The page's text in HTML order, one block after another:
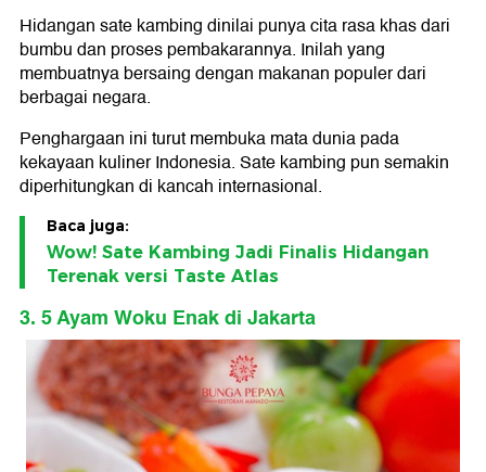
Hidangan sate kambing dinilai punya cita rasa khas dari
bumbu dan proses pembakarannya. Inilah yang
membuatnya bersaing dengan makanan populer dari
berbagai negara.
Penghargaan ini turut membuka mata dunia pada
kekayaan kuliner Indonesia. Sate kambing pun semakin
diperhitungkan di kancah internasional.
Baca juga:
Wow! Sate Kambing Jadi Finalis Hidangan
Terenak versi Taste Atlas
3. 5 Ayam Woku Enak di Jakarta